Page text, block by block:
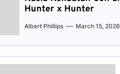
Hunter x Hunter
Albert Phillips March 15, 2026